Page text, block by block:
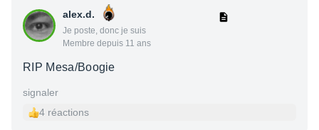
alex.d.
Je poste, donc je suis
Membre depuis 11 ans
RIP Mesa/Boogie
signaler
4 réactions